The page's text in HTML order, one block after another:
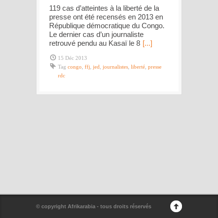
119 cas d’atteintes à la liberté de la
presse ont été recensés en 2013 en
République démocratique du Congo.
Le dernier cas d’un journaliste
retrouvé pendu au Kasaï le 8 [...]
15 Déc 2013
Tag congo ffj jed journalistes liberté presse
rdc
© copyright Afrikarabia - tous droits réservés